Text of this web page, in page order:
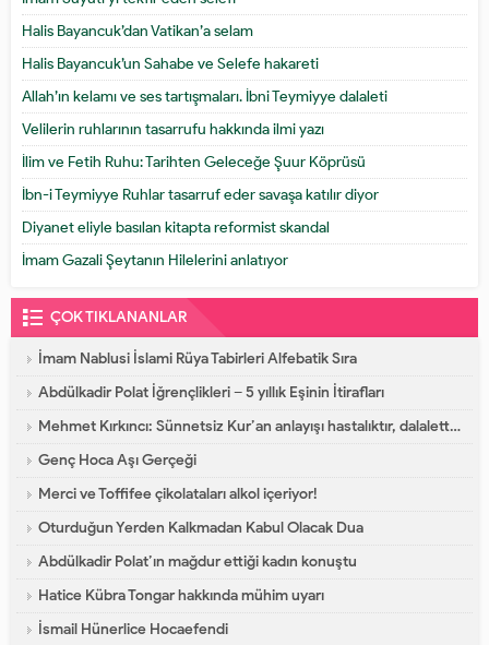
Halis Bayancuk’dan Vatikan’a selam
Halis Bayancuk’un Sahabe ve Selefe hakareti
Allah’ın kelamı ve ses tartışmaları. İbni Teymiyye dalaleti
Velilerin ruhlarının tasarrufu hakkında ilmi yazı
İlim ve Fetih Ruhu: Tarihten Geleceğe Şuur Köprüsü
İbn-i Teymiyye Ruhlar tasarruf eder savaşa katılır diyor
Diyanet eliyle basılan kitapta reformist skandal
İmam Gazali Şeytanın Hilelerini anlatıyor
ÇOK TIKLANANLAR
İmam Nablusi İslami Rüya Tabirleri Alfebatik Sıra
Abdülkadir Polat İğrençlikleri – 5 yıllık Eşinin İtirafları
Mehmet Kırkıncı: Sünnetsiz Kur’an anlayışı hastalıktır, dalalettir!
Genç Hoca Aşı Gerçeği
Merci ve Toffifee çikolataları alkol içeriyor!
Oturduğun Yerden Kalkmadan Kabul Olacak Dua
Abdülkadir Polat’ın mağdur ettiği kadın konuştu
Hatice Kübra Tongar hakkında mühim uyarı
İsmail Hünerlice Hocaefendi